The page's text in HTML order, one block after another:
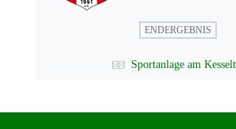
ENDERGEBNIS
Sportanlage am